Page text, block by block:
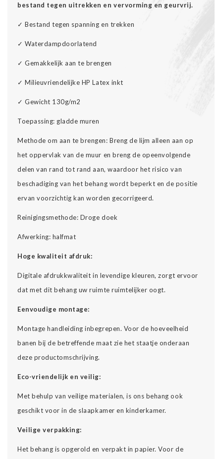
bestand tegen uitrekken en vervorming en geurvrij.
✓ Bestand tegen spanning en trekken
✓ Waterdampdoorlatend
✓ Gemakkelijk aan te brengen
✓ Milieuvriendelijke HP Latex inkt
✓ Gewicht 130g/m2
Toepassing: gladde muren
Methode om aan te brengen: Breng de lijm alleen aan op
het oppervlak van de muur en breng de opeenvolgende
delen van rand tot rand aan, waardoor het risico van
beschadiging van het behang wordt beperkt en de positie
ervan voorzichtig kan worden gecorrigeerd.
Reinigingsmethode: Droge doek
Afwerking: halfmat
Hoge kwaliteit afdruk:
Digitale afdrukkwaliteit in levendige kleuren, zorgt ervoor
dat met dit behang uw ruimte ruimtelijker oogt.
Eenvoudige montage:
Montage handleiding inbegrepen. Voor de hoeveelheid
banen bij de betreffende maat zie het staatje onderaan
deze productomschrijving.
Eco-vriendelijk en veilig:
Met behulp van veilige materialen, is ons behang ook
geschikt voor in de slaapkamer en kinderkamer.
Veilige verpakking:
Het behang is opgerold en verpakt in papier. Voor de